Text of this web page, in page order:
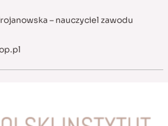
– nauczyciel zawodu